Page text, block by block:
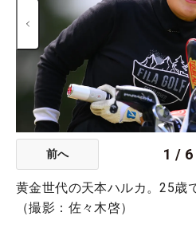
前へ 1 / 6
黄金世代の天本ハルカ。25歳
（撮影：佐々木啓）